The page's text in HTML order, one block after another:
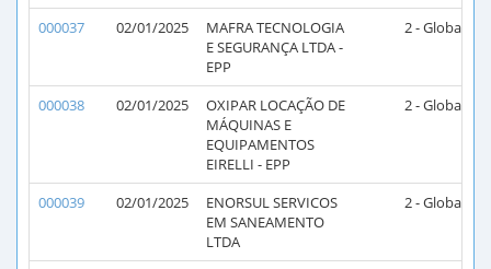
000037 02/01/2025
MAFRA TECNOLOGIA
E SEGURANÇA LTDA -
EPP
2 - Global
000038 02/01/2025
OXIPAR LOCAÇÃO DE
MÁQUINAS E
EQUIPAMENTOS
EIRELLI - EPP
2 - Global
000039 02/01/2025
ENORSUL SERVICOS
EM SANEAMENTO
LTDA
2 - Global